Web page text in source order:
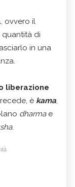
, ovvero il
di
in una
liberazione
è kama,
dharma e
.